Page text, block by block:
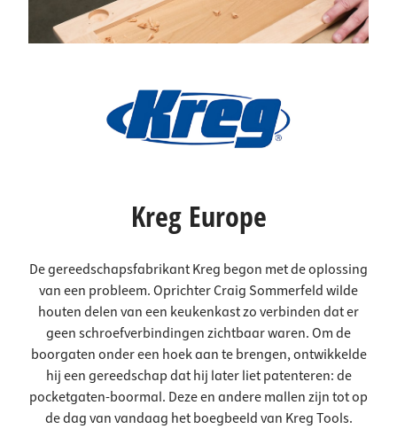
Kreg Europe
De gereedschapsfabrikant Kreg begon met de oplossing
van een probleem. Oprichter Craig Sommerfeld wilde
houten delen van een keukenkast zo verbinden dat er
geen schroefverbindingen zichtbaar waren. Om de
boorgaten onder een hoek aan te brengen, ontwikkelde
hij een gereedschap dat hij later liet patenteren: de
pocketgaten-boormal. Deze en andere mallen zijn tot op
de dag van vandaag het boegbeeld van Kreg Tools.